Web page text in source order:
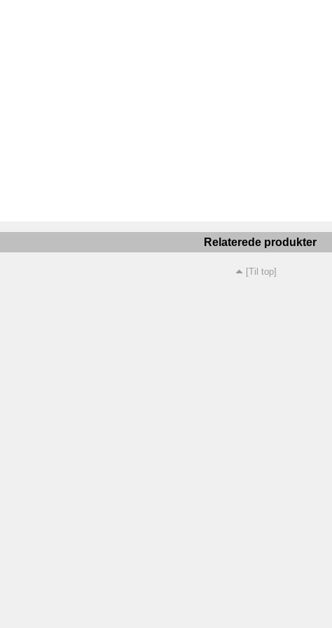
Relaterede produkter
[Til top]